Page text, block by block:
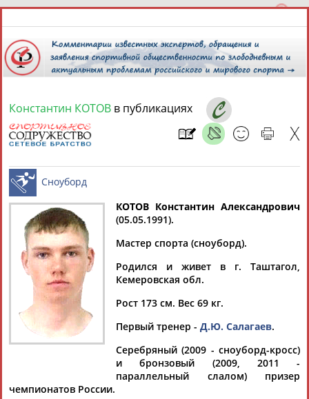
10 августа 2026 года,
СПОРТСМЕНЫ, ТРЕНЕРЫ И СПЕЦИАЛИСТЫ
Найдено: 13181персон Расширенный поиск
Аслаудин
АБАЕВ
Елена
АБАИМОВА
АБАКУМОВА
Тамилла
АБАСОВА
Рамазан
АБАЧАРАЕВ
Ростом
АБАШИДЗЕ
Константин КОТОВ в публикациях
Сноуборд
КОТОВ Константин Александрович
(05.05.1991).
Мастер спорта (сноуборд).
Родился и живет в г. Таштагол,
Кемеровская обл.
Рост 173 см. Вес 69 кг.
Первый тренер - Д.Ю. Салагаев.
Серебряный (2009 - сноуборд-кросс)
и бронзовый (2009, 2011 -
параллельный слалом) призер
чемпионатов России.